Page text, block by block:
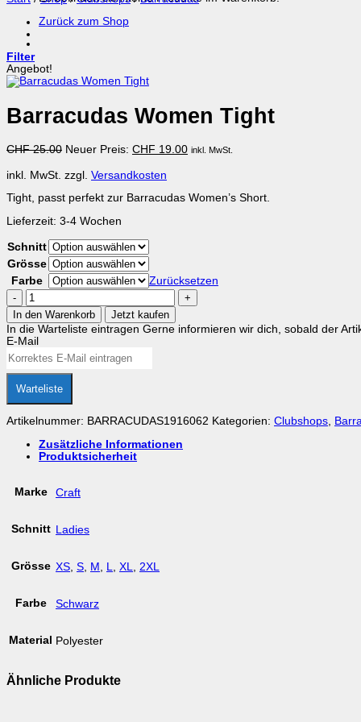
Zurück zum Shop
Filter
Angebot!
Barracudas Women Tight
CHF25.00 Ursprünglicher
war:
CHF 25.00
Neuer Preis: CHF 19.00Aktueller
inkl. MwSt.
inkl. MwSt. zzgl. Versandkosten
Tight, passt perfekt zur Barracudas Women’s Short.
Lieferzeit: 3-4 Wochen
Schnitt
Grösse
Farbe
Zurücksetzen
Barracudas
Women
Tight
Menge
In den Warenkorb
Jetzt kaufen
In die Warteliste eintragen Gerne informieren wir dich, sobald der
E-Mail
Warteliste
Artikelnummer: BARRACUDAS1916062 Kategorien: Clubshops,
Zusätzliche Informationen
Produktsicherheit
Marke Craft
Schnitt Ladies
Grösse XS S M XL 2XL
Farbe Schwarz
Material Polyester
Ähnliche Produkte